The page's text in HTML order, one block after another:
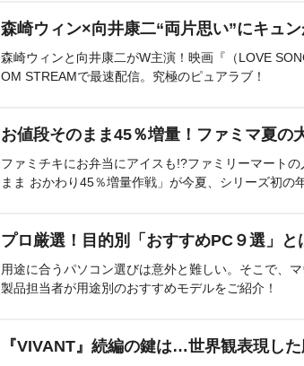
森崎ウィン×向井康二“両片思い”にキュン
森崎ウィンと向井康二がW主演！映画『（LOVE
OM STREAMで最速配信。究極のピュアラブ！
お値段そのまま45％増量！ファミマ夏の
ファミチキにお弁当にアイスも!?ファミリーマート
まま おかわり45％増量作戦」が今夏、シリーズ初の
プロ厳選！目的別「おすすめPC９選」と
用途に合うパソコン選びは意外と難しい。そこで、
製品担当者が用途別のおすすめモデルをご紹介！
『VIVANT』続編の鍵は…世界観表現し